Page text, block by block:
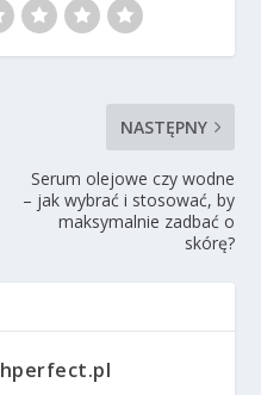
NASTĘPNY
Serum olejowe czy wodne
– jak wybrać i stosować, by
maksymalnie zadbać o
skórę?